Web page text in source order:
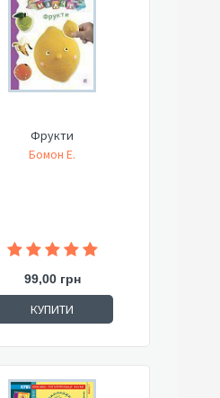
Фрукти
Бомон Е.
99,00 грн
КУПИТИ